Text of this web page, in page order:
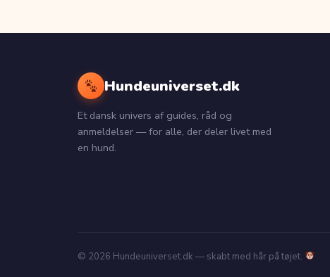
Hundeuniverset.dk
Et dansk univers af guides, råd og
anmeldelser — for alle, der deler livet med
en hund.
© 2026 Hundeuniverset.dk — skabt med hår på tøjet.